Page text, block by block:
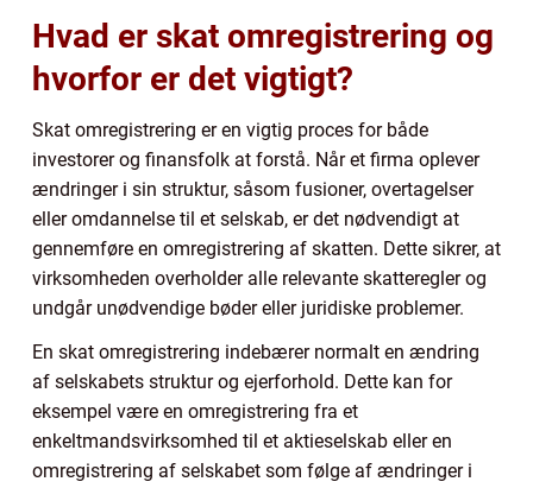
Hvad er skat omregistrering og
hvorfor er det vigtigt?
Skat omregistrering er en vigtig proces for både
investorer og finansfolk at forstå. Når et firma oplever
ændringer i sin struktur, såsom fusioner, overtagelser
eller omdannelse til et selskab, er det nødvendigt at
gennemføre en omregistrering af skatten. Dette sikrer, at
virksomheden overholder alle relevante skatteregler og
undgår unødvendige bøder eller juridiske problemer.
En skat omregistrering indebærer normalt en ændring
af selskabets struktur og ejerforhold. Dette kan for
eksempel være en omregistrering fra et
enkeltmandsvirksomhed til et aktieselskab eller en
omregistrering af selskabet som følge af ændringer i